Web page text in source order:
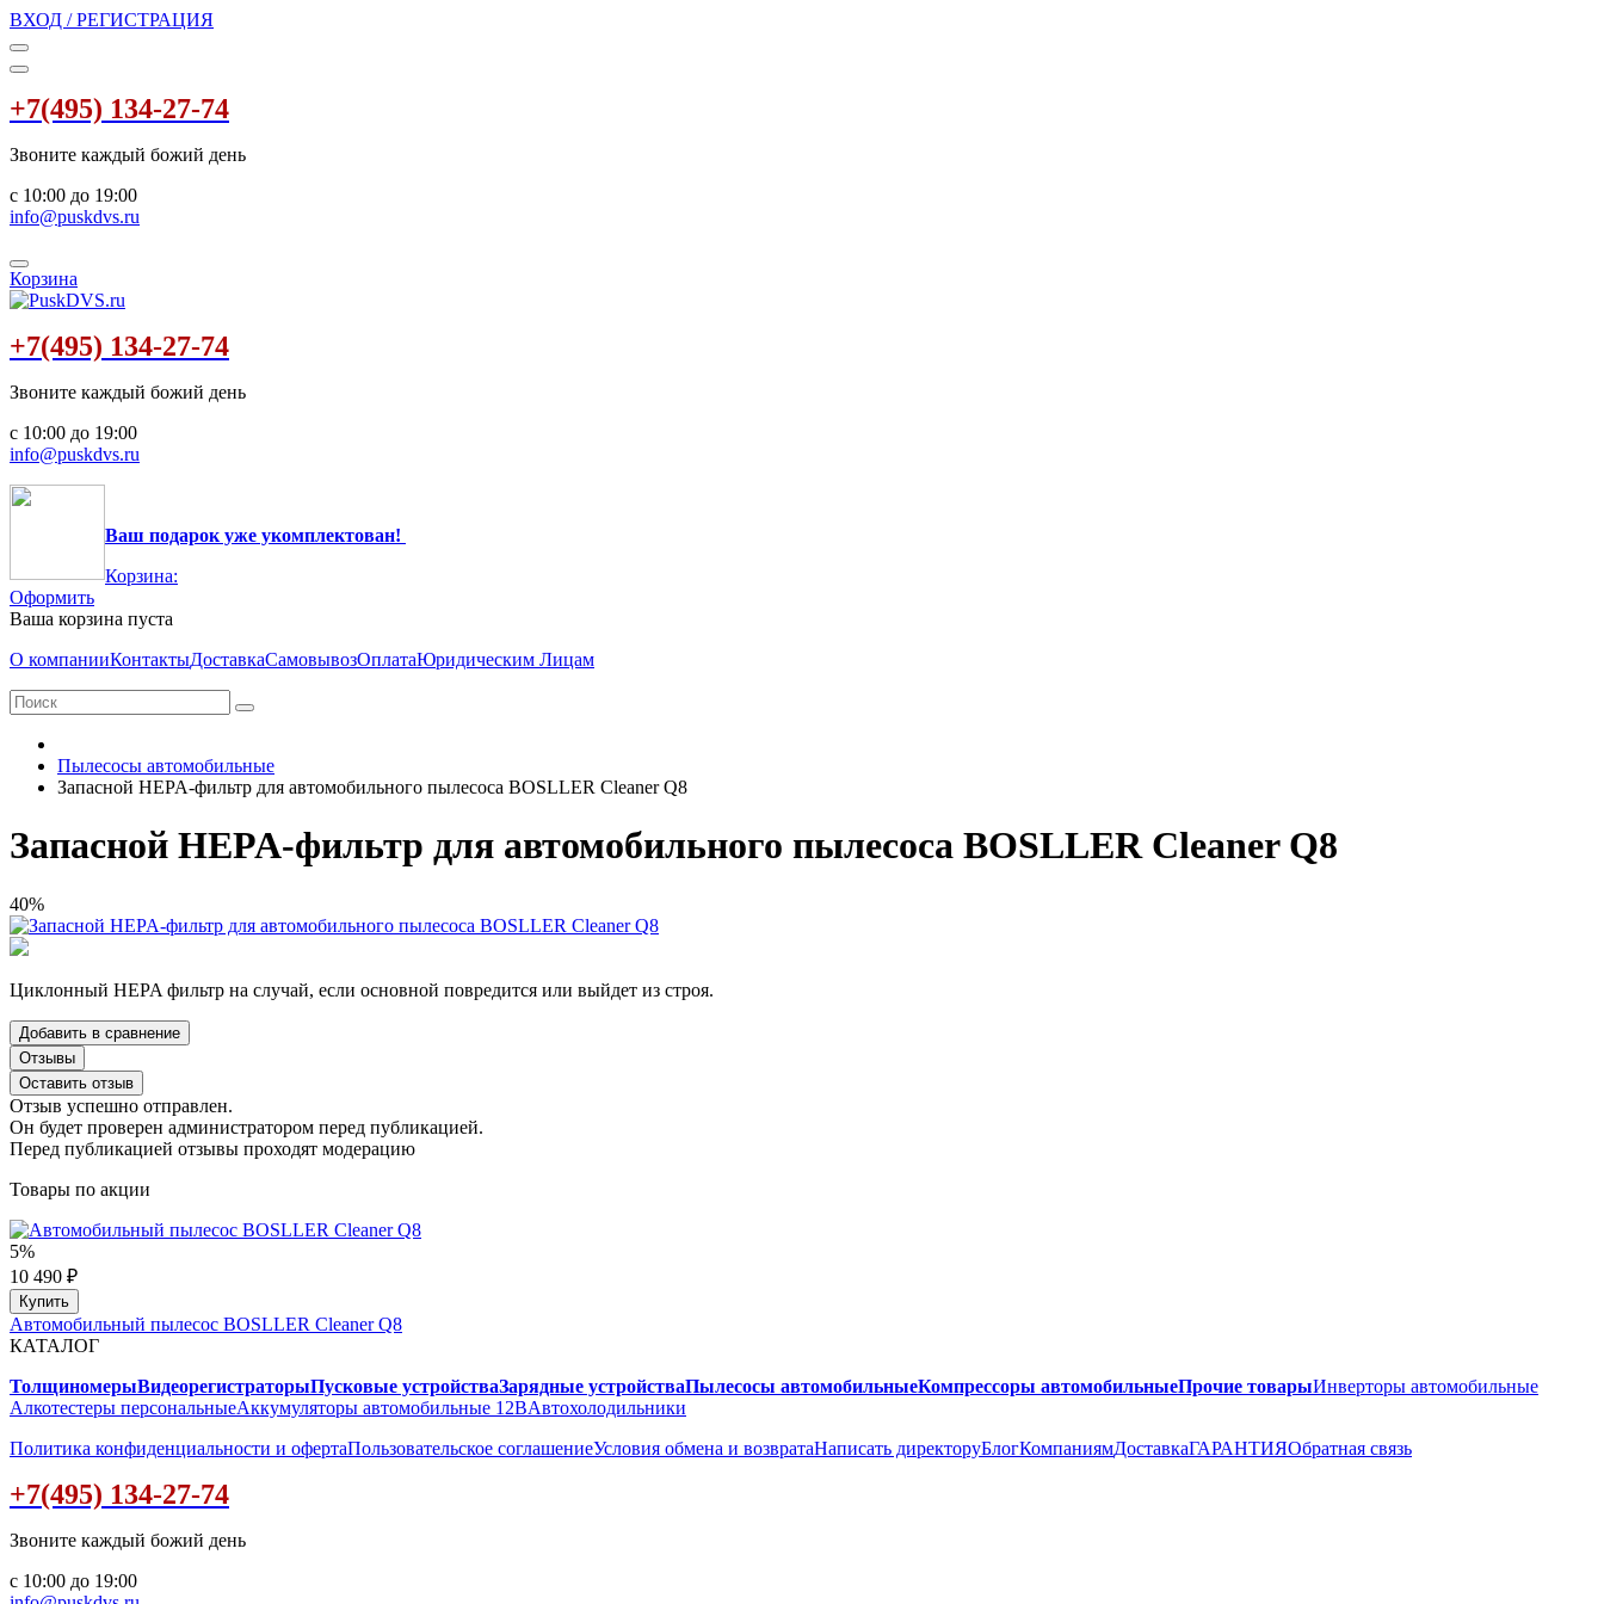
ВХОД / РЕГИСТРАЦИЯ
+7(495) 134-27-74
Звоните каждый божий день
с 10:00 до 19:00
info@puskdvs.ru
Корзина
+7(495) 134-27-74
Звоните каждый божий день
с 10:00 до 19:00
info@puskdvs.ru
Ваш подарок уже укомплектован!
Корзина:
Оформить
Ваша корзина пуста
О компанииКонтактыДоставкаСамовывозОплатаЮридическим Лицам
Пылесосы автомобильные
Запасной HEPA-фильтр для автомобильного пылесоса BOSLLER Cleaner Q8
Запасной HEPA-фильтр для автомобильного пылесоса BOSLLER Cleaner Q8
40%
Циклонный HEPA фильтр на случай, если основной повредится или выйдет из строя.
Добавить в сравнение
Отзывы
Оставить отзыв
Отзыв успешно отправлен.
Он будет проверен администратором перед публикацией.
Перед публикацией отзывы проходят модерацию
Товары по акции
5%
10 490 ₽
Купить
Автомобильный пылесос BOSLLER Cleaner Q8
КАТАЛОГ
ТолщиномерыВидеорегистраторыПусковые устройстваЗарядные устройстваПылесосы автомобильныеКомпрессоры автомобильныеПрочие товарыИнверторы автомобильные
Алкотестеры персональныеАккумуляторы автомобильные 12ВАвтохолодильники
Политика конфиденциальности и офертаПользовательское соглашениеУсловия обмена и возвратаНаписать директоруБлогКомпаниямДоставкаГАРАНТИЯОбратная связь
+7(495) 134-27-74
Звоните каждый божий день
с 10:00 до 19:00